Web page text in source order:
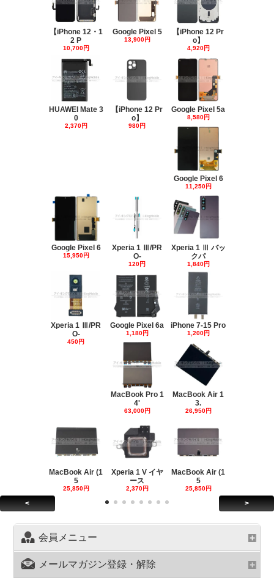
【iPhone 12・1
2 P
10,700円
Google Pixel 5
13,900円
【iPhone 12 Pr
o】
4,920円
HUAWEI Mate 3
0
2,370円
【iPhone 12 Pr
o】
980円
Google Pixel 5a
8,580円
Google Pixel 6
11,250円
Google Pixel 6
15,950円
Xperia 1 Ⅲ/PR
O-
120円
Xperia 1 Ⅲ バッ
クパ
1,840円
Xperia 1 Ⅲ/PR
O-
450円
Google Pixel 6a
1,180円
iPhone 7-15 Pro
1,200円
MacBook Pro 1
4'
63,000円
MacBook Air 1
3.
26,950円
MacBook Air (1
5
25,850円
Xperia 1 V イヤ
ース
2,370円
MacBook Air (1
5
25,850円
< >
会員メニュー
メールマガジン登録・解除